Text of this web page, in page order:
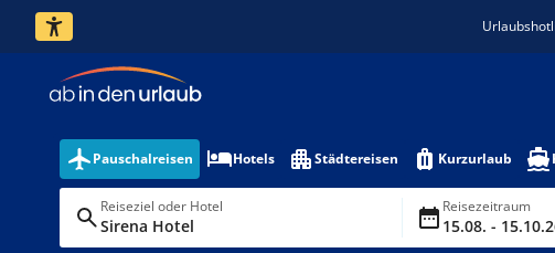
Pauschalreisen Hotels Städtereisen Kurzurlaub
Reiseziel oder Hotel
Sirena Hotel
Reisezeitraum
15.08. -